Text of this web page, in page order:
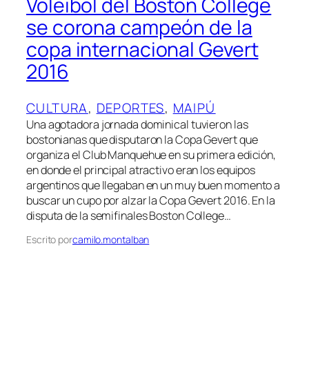
se corona campeón de la
copa internacional Gevert
2016
CULTURA, DEPORTES, MAIPÚ
Una agotadora jornada dominical tuvieron las
bostonianas que disputaron la Copa Gevert que
organiza el Club Manquehue en su primera edición,
en donde el principal atractivo eran los equipos
argentinos que llegaban en un muy buen momento a
buscar un cupo por alzar la Copa Gevert 2016. En la
disputa de la semifinales Boston College…
Escrito porcamilo.montalban